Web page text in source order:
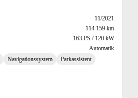
11/2021
114 159 km
163 PS / 120 kW
Automatik
Navigationssystem Parkassistent